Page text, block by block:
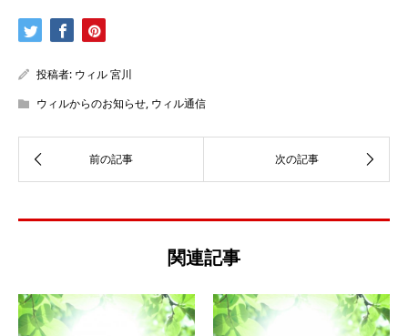
投稿者: ウィル 宮川
ウィルからのお知らせ, ウィル通信
関連記事